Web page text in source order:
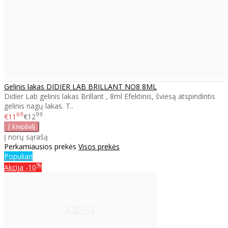
Gelinis lakas DIDIER LAB BRILLANT NO8 8ML
Didier Lab gelinis lakas Brillant , 8ml Efektinis, šviesą atspindintis
gelinis nagų lakas. T..
€11 69€1299
Į norų sąrašą
Perkamiausios prekės Visos prekės
Populiari
Akcija -10%